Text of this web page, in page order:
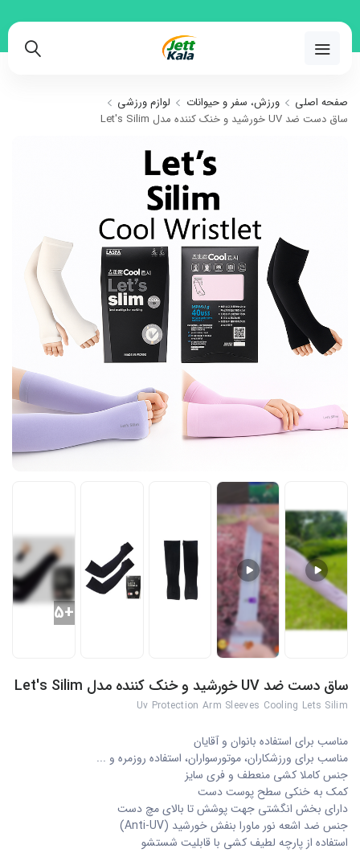
صفحه اصلی ورزش، سفر و حیوانات
لوازم ورزشی
ساق دست ضد UV خورشید و خنک کننده مدل Let's Silim
+5
ساق دست ضد UV خورشید و خنک کننده مدل Let's Silim
Uv Protection Arm Sleeves Cooling Lets Silim
مناسب برای استفاده بانوان و آقایان
مناسب برای ورزشکاران، موتورسواران، استفاده روزمره و ...
جنس کاملا کشی منعطف و فری سایز
کمک به خنکی سطح پوست دست
دارای بخش انگشتی جهت پوشش تا بالای مچ دست
جنس ضد اشعه نور ماورا بنفش خورشید (Anti-UV)
استفاده از پارچه لطیف کشی با قابلیت شستشو